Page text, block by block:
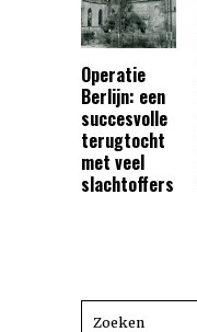
Operatie
Berlijn: een
succesvolle
terugtocht
met veel
slachtoffers